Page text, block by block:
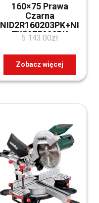
160×75 Prawa
Czarna
NID2R160203PK+NI
TWl075203PK
5 143.00zł
Zobacz więcej